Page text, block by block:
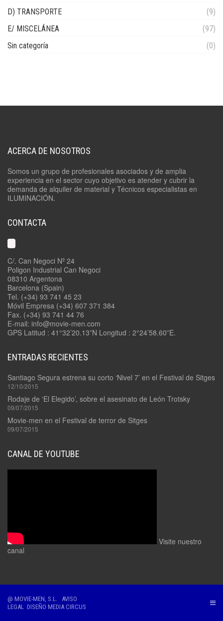
D) TRANSPORTE
(9)
E/ MISCELÁNEA
(97)
Sin categoría
(0)
ACERCA DE NOSOTROS
Somos un grupo de profesionales asociados y de amplia
experiencia en el sector cuyo objetivo es atender y cubrir la
demanda de alquiler de material y Técnicos especialistas en
ILUMINACIÓN.
CONTACTA
C/. Can Negoci Nº 24
Poligon Industrial Can Negoci
08310 Argentona
Barcelona (Spain)
Tel. (+34) 93 741 45 23
Móvil Empresa (+34) 607 371 384
Fax. (+34) 93 741 44 76
E-mail: info@movie-men.com
GPS Latitud : 41°32’20.13”N Longitud : 2°24’58.60”E.
ENTRADAS RECIENTES
Santiago Segura estrena su corto ‘Nivel 7’ en el Festival de Sitges
12/10/2015
Rodaje de ‘El Elegido’, sobre el asesinato de León Trotsky
09/07/2015
Movie-men en el Festival de terror de Sitges
09/07/2015
CANAL DE YOUTUBE
Visite nuestro
canal
@ MOVIE-MEN, S.L. AVISO
LEGAL
DISEÑO MEDIA CIRCUS